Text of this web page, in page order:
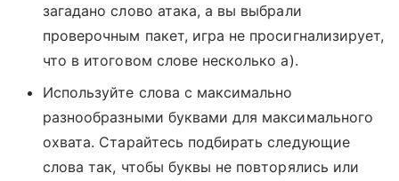
загадано слово атака, а вы выбрали
проверочным пакет, игра не просигнализирует,
что в итоговом слове несколько а).
Используйте слова с максимально
разнообразными буквами для максимального
охвата. Старайтесь подбирать следующие
слова так, чтобы буквы не повторялись или